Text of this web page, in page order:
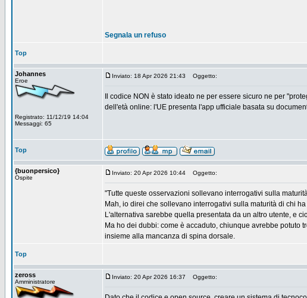
Segnala un refuso
Top
Johannes
Eroe
Registrato: 11/12/19 14:04
Messaggi: 65
Inviato: 18 Apr 2026 21:43 Oggetto:
Il codice NON è stato ideato ne per essere sicuro ne per
dell'età online: l'UE presenta l'app ufficiale basata su
Top
{buonpersico}
Ospite
Inviato: 20 Apr 2026 10:44 Oggetto:
"Tutte queste osservazioni sollevano interrogativi sulla
Mah, io direi che sollevano interrogativi sulla maturità di chi
L'alternativa sarebbe quella presentata da un altro utente, e
Ma ho dei dubbi: come è accaduto, chiunque avrebbe
insieme alla mancanza di spina dorsale.
Top
zeross
Amministratore
Inviato: 20 Apr 2026 16:37 Oggetto: